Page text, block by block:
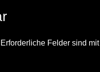
Erforderliche Felder sind mit